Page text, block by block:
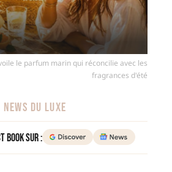
le parfum marin qui réconcilie avec les
fragrances d'été
NEWS DU LUXE
Book sur :